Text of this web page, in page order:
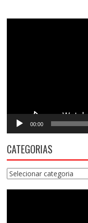
00:00
CATEGORIAS
Categorias